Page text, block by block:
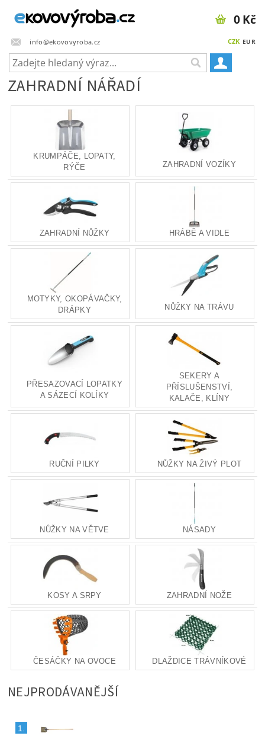
info@ekovovyroba.cz CZK EUR
0 Kč
ZAHRADNÍ NÁŘADÍ
KRUMPÁČE, LOPATY,
RÝČE
ZAHRADNÍ VOZÍKY
ZAHRADNÍ NŮŽKY HRÁBĚ A VIDLE
MOTYKY, OKOPÁVAČKY,
DRÁPKY
NŮŽKY NA TRÁVU
PŘESAZOVACÍ LOPATKY
A SÁZECÍ KOLÍKY
SEKERY A
PŘÍSLUŠENSTVÍ,
KALAČE, KLÍNY
RUČNÍ PILKY NŮŽKY NA ŽIVÝ PLOT
NŮŽKY NA VĚTVE NÁSADY
KOSY A SRPY ZAHRADNÍ NOŽE
ČESÁČKY NA OVOCE DLAŽDICE TRÁVNÍKOVÉ
NEJPRODÁVANĚJŠÍ
1.